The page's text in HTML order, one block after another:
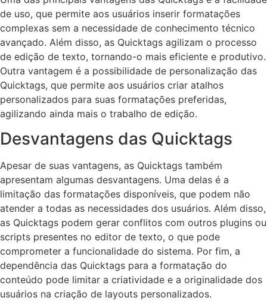
de uso, que permite aos usuários inserir formatações
complexas sem a necessidade de conhecimento técnico
avançado. Além disso, as Quicktags agilizam o processo
de edição de texto, tornando-o mais eficiente e produtivo.
Outra vantagem é a possibilidade de personalização das
Quicktags, que permite aos usuários criar atalhos
personalizados para suas formatações preferidas,
agilizando ainda mais o trabalho de edição.
Desvantagens das Quicktags
Apesar de suas vantagens, as Quicktags também
apresentam algumas desvantagens. Uma delas é a
limitação das formatações disponíveis, que podem não
atender a todas as necessidades dos usuários. Além disso,
as Quicktags podem gerar conflitos com outros plugins ou
scripts presentes no editor de texto, o que pode
comprometer a funcionalidade do sistema. Por fim, a
dependência das Quicktags para a formatação do
conteúdo pode limitar a criatividade e a originalidade dos
usuários na criação de layouts personalizados.